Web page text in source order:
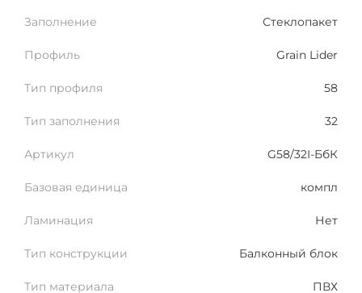
Заполнение Стеклопакет
Профиль Grain Lider
Тип профиля 58
Тип заполнения 32
Артикул G58/32I-БбК
Базовая единица компл
Ламинация Нет
Тип конструкции Балконный блок
Тип материала ПВХ